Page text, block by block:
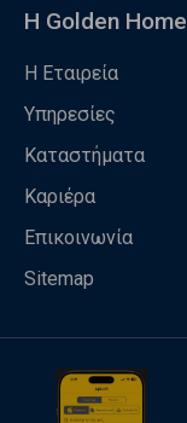
Η Golden Home
Η Εταιρεία
Υπηρεσίες
Καταστήματα
Καριέρα
Επικοινωνία
Sitemap